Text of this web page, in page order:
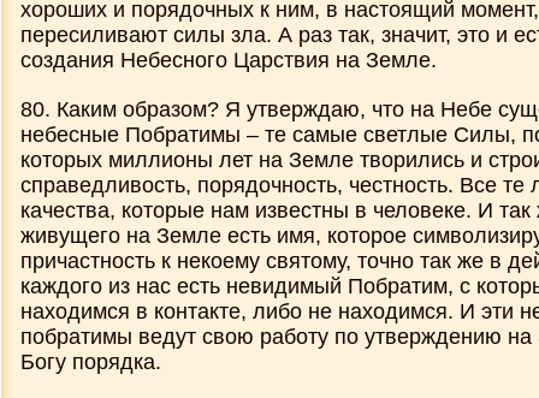
хороших и порядочных к ним, в настоящий
пересиливают силы зла. А раз так, значит, это и
создания Небесного Царствия на Земле.
80. Каким образом? Я утверждаю, что на Небе
небесные Побратимы – те самые светлые Силы,
которых миллионы лет на Земле творились и
справедливость, порядочность, честность. Все те
качества, которые нам известны в человеке. И так
живущего на Земле есть имя, которое
причастность к некоему святому, точно так же в
каждого из нас есть невидимый Побратим, с
находимся в контакте, либо не находимся. И эти
побратимы ведут свою работу по утверждению
Богу порядка.